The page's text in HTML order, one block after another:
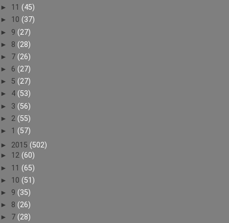
► 11 (45)
► 10 (37)
► 9 (27)
► 8 (28)
► 7 (26)
► 6 (27)
► 5 (27)
► 4 (53)
► 3 (56)
► 2 (55)
► 1 (57)
► 2015 (502)
► 12 (60)
► 11 (65)
► 10 (51)
► 9 (35)
► 8 (26)
► 7 (28)